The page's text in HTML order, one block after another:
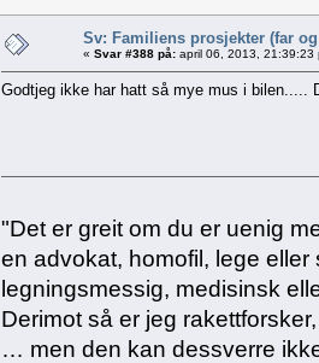
Sv: Familiens prosjekter (far
« Svar #388 på: april 06, 2013, 21:39:23
Godtjeg ikke har hatt så mye mus i
"Det er greit om du er uenig
en advokat, homofil, lege
legningsmessig, medisinsk
Derimot så er jeg
… men den kan dessverre